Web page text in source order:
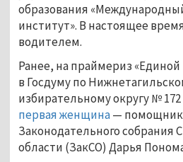
образования
институт». В настоящее
водителем.
Ранее, на праймериз
в Госдуму по
избирательному округу № 172
первая женщина— помощник
Законодательного собрания
области (ЗакСО) Дарья